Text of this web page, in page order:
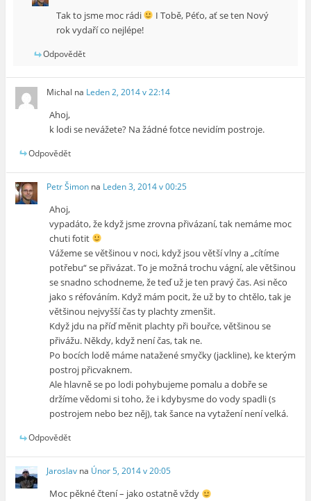
Tak to jsme moc rádi
I Tobě, Péťo, ať se ten Nový
rok vydaří co nejlépe!
Odpovědět
Michal na Leden 2, 2014 v 22:14
Ahoj,
k lodi se nevážete? Na žádné fotce nevidím postroje.
Odpovědět
Petr Šimon na Leden 3, 2014 v 00:25
Ahoj,
vypadáto, že když jsme zrovna přivázaní, tak nemáme moc
chuti fotit
Vážeme se většinou v noci, když jsou větší vlny a „cítíme
potřebu“ se přivázat. To je možná trochu vágní, ale většinou
se snadno schodneme, že teď už je ten pravý čas. Asi něco
jako s réfováním. Když mám pocit, že už by to chtělo, tak je
většinou nejvyšší čas ty plachty zmenšit.
Když jdu na příď měnit plachty při bouřce, většinou se
přivážu. Někdy, když není čas, tak ne.
Po bocích lodě máme natažené smyčky (jackline), ke kterým
postroj přicvaknem.
Ale hlavně se po lodi pohybujeme pomalu a dobře se
držíme vědomi si toho, že i kdybysme do vody spadli (s
postrojem nebo bez něj), tak šance na vytažení není velká.
Odpovědět
Jaroslav na Únor 5, 2014 v 20:05
Moc pěkné čtení – jako ostatně vždy